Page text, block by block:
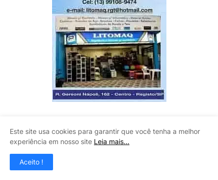
Este site usa cookies para garantir que você tenha a melhor
experiência em nosso site Leia mais...
Aceito !